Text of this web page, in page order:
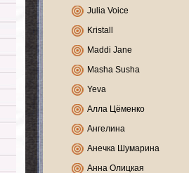
Julia Voice
Kristall
Maddi Jane
Masha Susha
Yeva
Алла Цёменко
Ангелина
Анечка Шумарина
Анна Олицкая